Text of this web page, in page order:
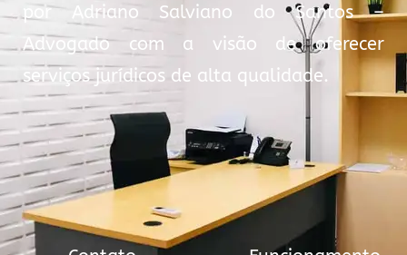
por Adriano Salviano do Santos –
Advogado com a visão de oferecer
serviços jurídicos de alta qualidade.